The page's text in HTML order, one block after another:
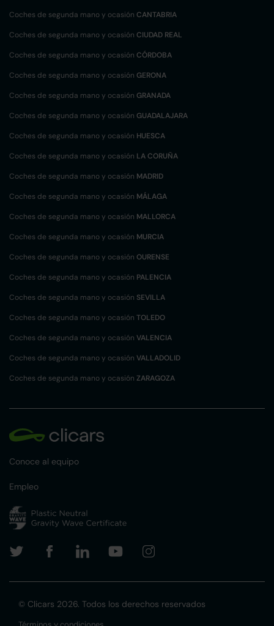
Coches de segunda mano y ocasión CANTABRIA
Coches de segunda mano y ocasión CIUDAD REAL
Coches de segunda mano y ocasión CÓRDOBA
Coches de segunda mano y ocasión GERONA
Coches de segunda mano y ocasión GRANADA
Coches de segunda mano y ocasión GUADALAJARA
Coches de segunda mano y ocasión HUESCA
Coches de segunda mano y ocasión LA CORUÑA
Coches de segunda mano y ocasión MADRID
Coches de segunda mano y ocasión MÁLAGA
Coches de segunda mano y ocasión MALLORCA
Coches de segunda mano y ocasión MURCIA
Coches de segunda mano y ocasión OURENSE
Coches de segunda mano y ocasión PALENCIA
Coches de segunda mano y ocasión SEVILLA
Coches de segunda mano y ocasión TOLEDO
Coches de segunda mano y ocasión VALENCIA
Coches de segunda mano y ocasión VALLADOLID
Coches de segunda mano y ocasión ZARAGOZA
Conoce al equipo
Empleo
© Clicars 2026. Todos los derechos reservados